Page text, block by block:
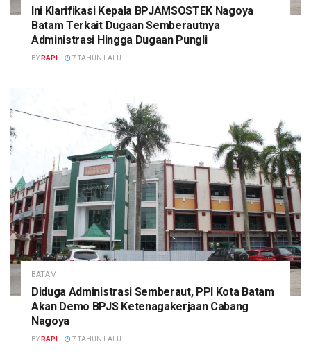
Ini Klarifikasi Kepala BPJAMSOSTEK Nagoya
Batam Terkait Dugaan Semberautnya
Administrasi Hingga Dugaan Pungli
BY RAPI 7 TAHUN LALU
BATAM
Diduga Administrasi Semberaut, PPI Kota Batam
Akan Demo BPJS Ketenagakerjaan Cabang
Nagoya
BY RAPI 7 TAHUN LALU